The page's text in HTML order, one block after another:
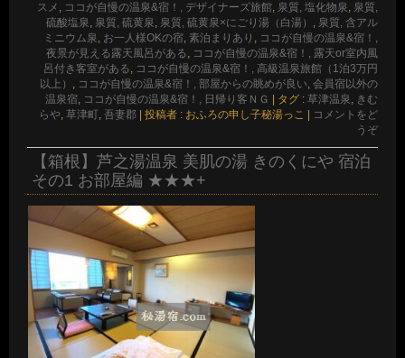
スメ , ココが自慢の温泉&宿！, デザイナーズ旅館, 泉質, 塩化物泉, 泉質,
硫酸塩泉, 泉質, 硫黄泉, 泉質, 硫黄泉×にごり湯（白湯） , 泉質, 含アル
ミニウム泉, お一人様OKの宿, 素泊まりあり , ココが自慢の温泉&宿！,
夜景が見える露天風呂がある, ココが自慢の温泉&宿！, 露天or室内風
呂付き客室がある, ココが自慢の温泉&宿！, 高級温泉旅館（1泊3万円
以上） , ココが自慢の温泉&宿！, 部屋からの眺めが良い, 会員宿以外の
温泉宿, ココが自慢の温泉&宿！, 日帰り客ＮＧ タグ : 草津温泉, きむ
らや, 草津町, 吾妻郡 投稿者 : おふろの申し子秘湯っこ
コメントをど
うぞ
【箱根】芦之湯温泉 美肌の湯 きのくにや 宿泊
その1 お部屋編 ★★★+